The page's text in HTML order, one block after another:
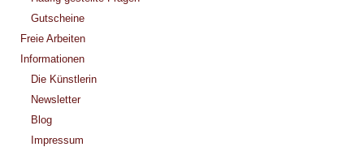
Gutscheine
Freie Arbeiten
Informationen
Die Künstlerin
Newsletter
Blog
Impressum